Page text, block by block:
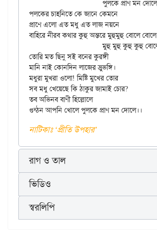
পলকের চাহনিতে কে জানে কেমনে
প্রাণে এলো এত মধু এত লাজ নয়নে
বাহিরে নীরব কথার কুহু অন্তরে মুহুমুহু বোলে বোলে
			মুহু মুহু কুহু কুহু বোলে।।
তোরি মত ছিনু সই বনের কুরঙ্গী
মানি নাই কোনদিন লাজের ভ্রুভঙ্গি।
মধুরা মুখরা ওলো! মিষ্টি মুখের তোর
সব মধু খেয়েছে কি ঠাকুর জামাই চোর?
তব অভিনব বাণী হিল্লোলে
নাটিকাঃ ‘প্রীতি উপহার’
রাগ ও তাল
ভিডিও
স্বরলিপি